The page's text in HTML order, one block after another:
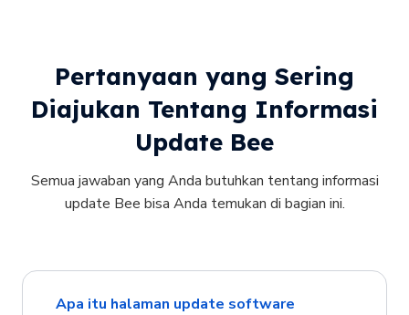
Pertanyaan yang Sering
Diajukan Tentang Informasi
Update Bee
Semua jawaban yang Anda butuhkan tentang informasi
update Bee bisa Anda temukan di bagian ini.
Apa itu halaman update software